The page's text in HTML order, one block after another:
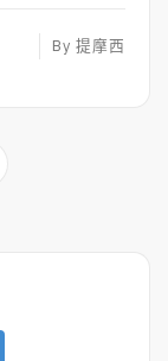
By 提摩西